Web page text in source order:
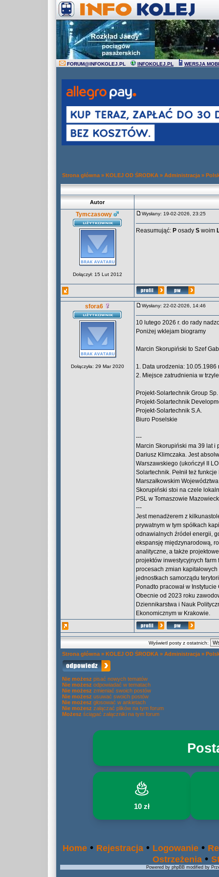
FORUM@INFOKOLEJ.PL INFOKOLEJ.PL WERSJA
Strona główna » KOLEJ OD ŚRODKA » Administracja »
Autor
Tymczasowy
Dołączył: 15 Lut 2012
Wysłany: 19-02-2026, 23:25
Reasumująć: P osady S woim
sfora6
Dołączyła: 29 Mar 2020
Wysłany: 22-02-2026, 14:46
10 lutego 2026 r. do rady
Poniżej wklejam biogramy
Marcin Skorupiński to Szef
1. Data urodzenia: 10.05.1986
2. Miejsce zatrudnienia w
Projekt-Solartechnik Group Sp.
Projekt-Solartechnik
Projekt-Solartechnik S.A.
Biuro Poselskie
---
Marcin Skorupiński ma 39 lat i
Dariusz Klimczaka. Jest
Warszawskiego (ukończył II
Solartechnik. Pełnił też
Marszałkowskim
Skorupiński stoi na czele
PSL w Tomaszowie
---
Jest menadżerem z
prywatnym w tym spółkach
odnawialnych źródeł energii,
ekspansję międzynarodową,
analityczne, a także
projektów inwestycyjnych farm
procesach zmian
jednostkach samorządu
Ponadto pracował w
Obecnie od 2023 roku
Dziennikarstwa i Nauk
Ekonomicznym w Krakowie.
Wyświetl posty z ostatnich:
Strona główna » KOLEJ OD ŚRODKA » Administracja »
Nie możesz pisać nowych tematów
Nie możesz odpowiadać w tematach
Nie możesz zmieniać swoich postów
Nie możesz usuwać swoich postów
Nie możesz głosować w ankietach
Nie możesz załączać plików na tym forum
Możesz ściągać załączniki na tym forum
10 zł
Home • Rejestracja • Logowanie •
Ostrzeżenia •
Powered by phpBB modified by